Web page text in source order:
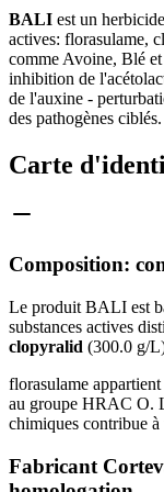
BALI est un
actives: florasulame,
comme Avoine, Blé et
inhibition de
de l'auxine -
des pathogènes ciblés.
Carte
Composition:
Le produit BALI est
substances actives
clopyralid (300.0 g/
florasulame
au groupe HRAC O.
chimiques contribue
Fabricant